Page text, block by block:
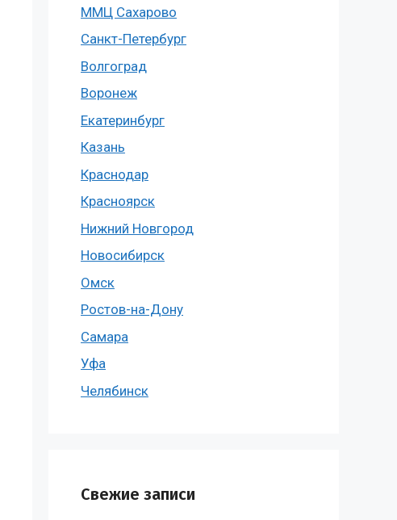
ММЦ Сахарово
Санкт-Петербург
Волгоград
Воронеж
Екатеринбург
Казань
Краснодар
Красноярск
Нижний Новгород
Новосибирск
Омск
Ростов-на-Дону
Самара
Уфа
Челябинск
Свежие записи